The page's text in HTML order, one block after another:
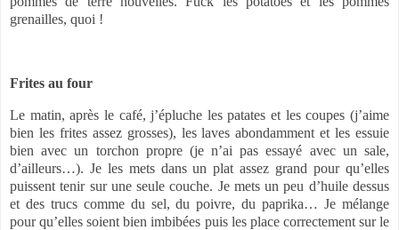
grenailles, quoi !
Frites au four
Le matin, après le café, j’épluche les patates et les coupes (j’aime
bien les frites assez grosses), les laves abondamment et les essuie
bien avec un torchon propre (je n’ai pas essayé avec un sale,
d’ailleurs…). Je les mets dans un plat assez grand pour qu’elles
puissent tenir sur une seule couche. Je mets un peu d’huile dessus
et des trucs comme du sel, du poivre, du paprika… Je mélange
pour qu’elles soient bien imbibées puis les place correctement sur le